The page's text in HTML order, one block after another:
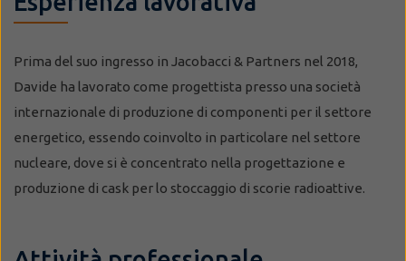
Prima del suo ingresso in Jacobacci & Partners nel 2018,
Davide ha lavorato come progettista presso una società
internazionale di produzione di componenti per il settore
energetico, essendo coinvolto in particolare nel settore
nucleare, dove si è concentrato nella progettazione e
produzione di cask per lo stoccaggio di scorie radioattive.